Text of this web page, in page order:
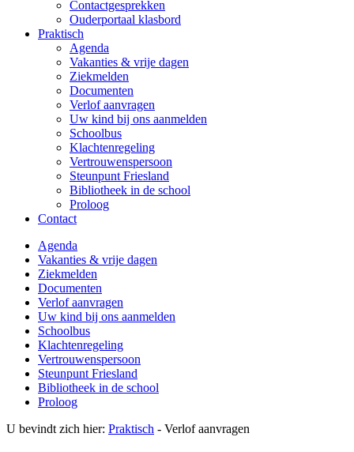
Contactgesprekken
Ouderportaal klasbord
Praktisch
Agenda
Vakanties & vrije dagen
Ziekmelden
Documenten
Verlof aanvragen
Uw kind bij ons aanmelden
Schoolbus
Klachtenregeling
Vertrouwenspersoon
Steunpunt Friesland
Bibliotheek in de school
Proloog
Contact
Agenda
Vakanties & vrije dagen
Ziekmelden
Documenten
Verlof aanvragen
Uw kind bij ons aanmelden
Schoolbus
Klachtenregeling
Vertrouwenspersoon
Steunpunt Friesland
Bibliotheek in de school
Proloog
U bevindt zich hier: Praktisch - Verlof aanvragen